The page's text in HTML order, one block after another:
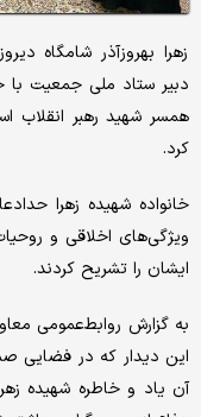
زهرا بهروزآذر شامگاه
دبیر ستاد ملی جمعیت با
همسر شهید رهبر انقلاب
کرد.
خانواده شهیده زهرا
ویژگی‌های اخلاقی و
ایشان را تشریح کردند.
به گزارش روابط‌عمومی
این دیدار که در فضایی
آن یاد و خاطره شهیده